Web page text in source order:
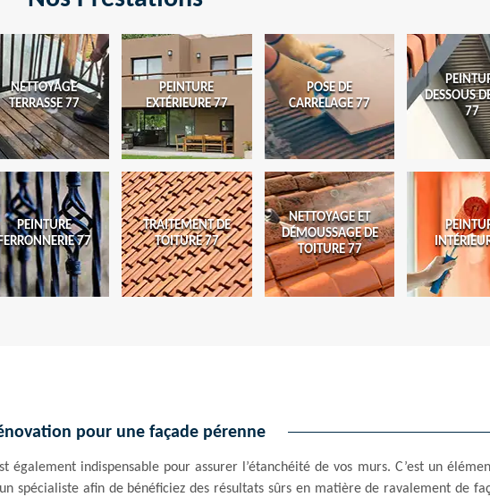
NETTOYAGE
TERRASSE 77
PEINTURE
EXTÉRIEURE 77
POSE DE
CARRELAGE 77
DESSOUS
77
PEINTURE
FERRONNERIE 77
TRAITEMENT DE
TOITURE 77
NETTOYAGE ET
DÉMOUSSAGE DE
TOITURE 77
pour une façade pérenne
également indispensable pour assurer l’étanchéité de vos murs. C’est un
spécialiste afin de bénéficiez des résultats sûrs en matière de ravalement de